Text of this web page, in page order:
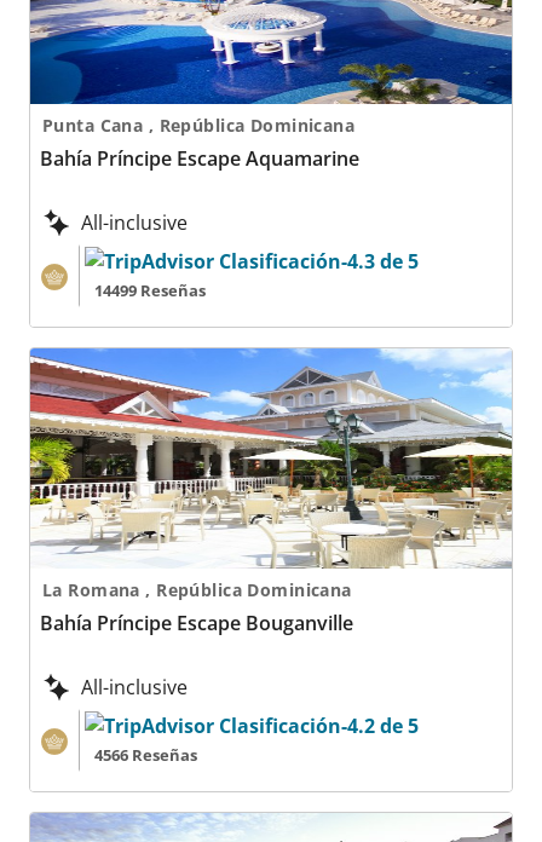
Punta Cana , República Dominicana
Bahía Príncipe Escape Aquamarine
All-inclusive
14499 Reseñas
Bahía Príncipe Escape Bouganville
La Romana , República Dominicana
Bahía Príncipe Escape Bouganville
All-inclusive
4566 Reseñas
Bahía Príncipe Escape Runaway Bay